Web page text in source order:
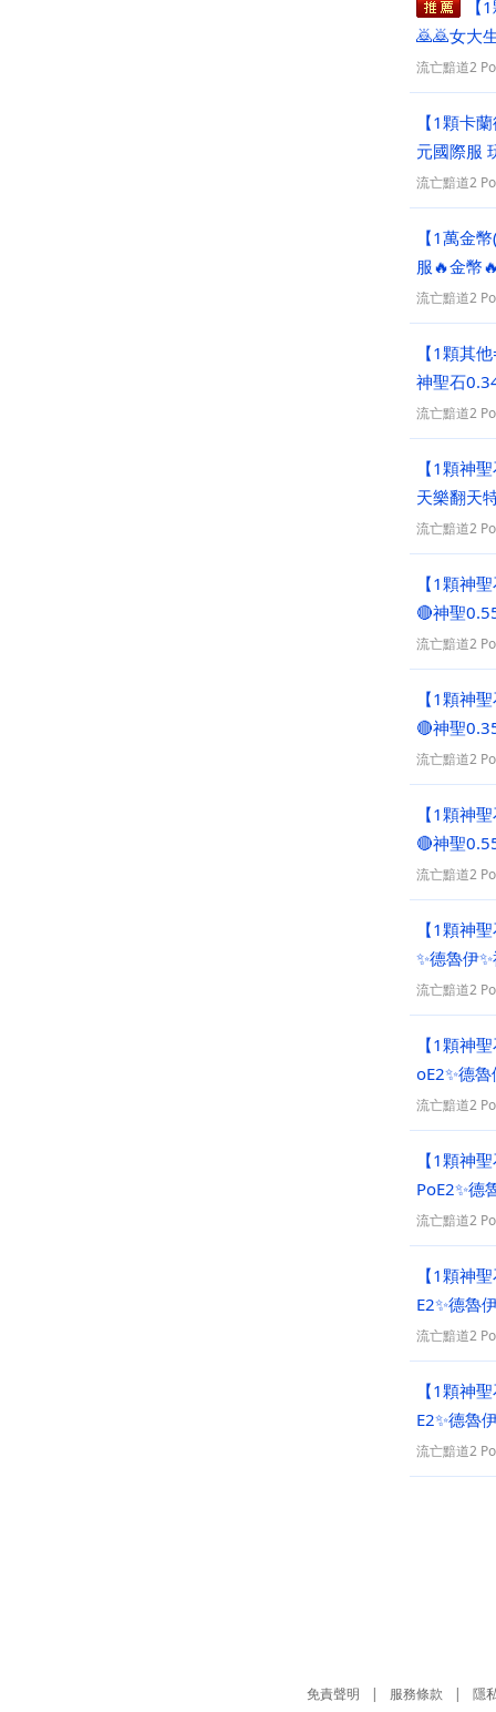
🙇🙇女大
流亡黯道2
【1顆卡
元國際服
流亡黯道2
【1萬金
流亡黯道2
【1顆其
神聖石
流亡黯道2
【1顆神
天樂翻天
流亡黯道2
【1顆神
🔴神聖
流亡黯道2
【1顆神
🔴神聖
流亡黯道2
【1顆神
🔴神聖
流亡黯道2
【1顆神
✨德魯伊
流亡黯道2
【1顆神
oE2✨德
流亡黯道2
【1顆神
PoE2✨德
流亡黯道2
【1顆神
E2✨德魯
流亡黯道2
【1顆神
E2✨德魯
流亡黯道2
免責聲明 | 服務條款 | 隱